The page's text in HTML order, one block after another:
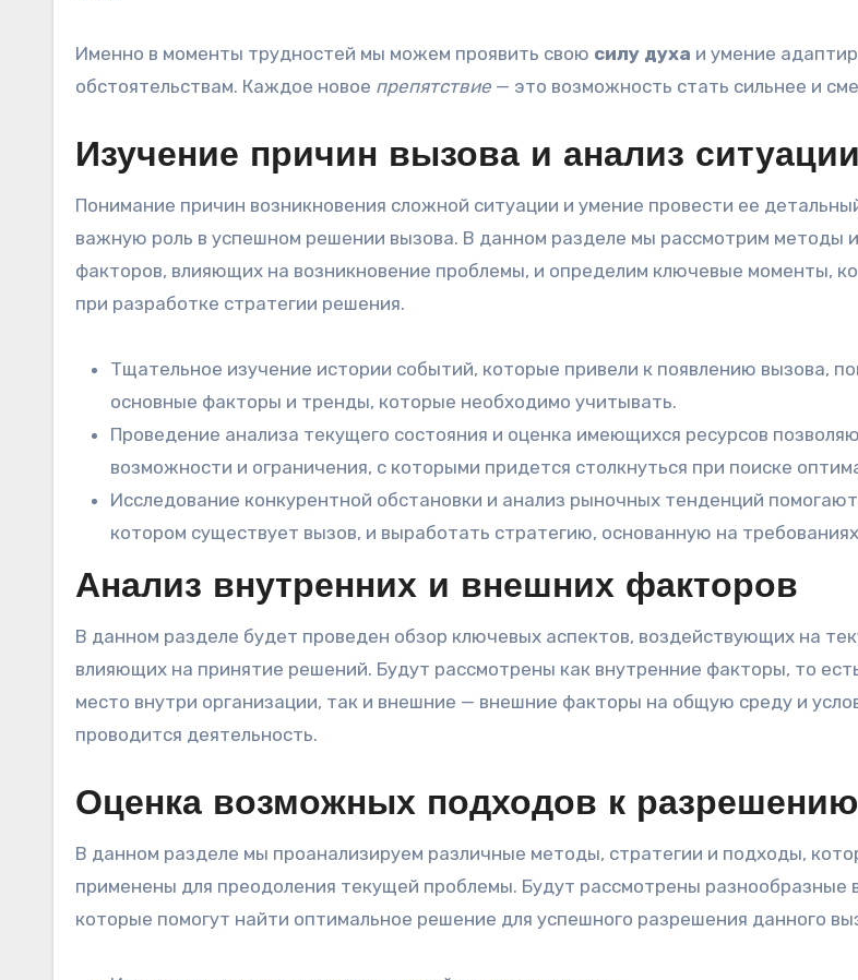
Именно в моменты трудностей мы можем проявить свою силу духа и умение
обстоятельствам. Каждое новое препятствие — это возможность стать сильнее и
Изучение причин вызова и анализ ситуации
Понимание причин возникновения сложной ситуации и умение провести ее
важную роль в успешном решении вызова. В данном разделе мы рассмотрим методы
факторов, влияющих на возникновение проблемы, и определим ключевые моменты,
при разработке стратегии решения.
Тщательное изучение истории событий, которые привели к появлению вызова,
основные факторы и тренды, которые необходимо учитывать.
Проведение анализа текущего состояния и оценка имеющихся ресурсов
возможности и ограничения, с которыми придется столкнуться при поиске
Исследование конкурентной обстановки и анализ рыночных тенденций
котором существует вызов, и выработать стратегию, основанную на
Анализ внутренних и внешних факторов
В данном разделе будет проведен обзор ключевых аспектов, воздействующих на
влияющих на принятие решений. Будут рассмотрены как внутренние факторы, то
место внутри организации, так и внешние — внешние факторы на общую среду и
проводится деятельность.
Оценка возможных подходов к разрешению
В данном разделе мы проанализируем различные методы, стратегии и подходы,
применены для преодоления текущей проблемы. Будут рассмотрены разнообразные
которые помогут найти оптимальное решение для успешного разрешения данного